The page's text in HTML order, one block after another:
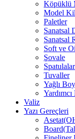
Köpüklü
Model
Paletler
Sanatsal
Sanatsal
Soft ve
Şovale
Tuvaller
Yağlı
Valiz
Yazı Gereçleri